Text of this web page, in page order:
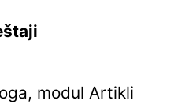
modul Artikli